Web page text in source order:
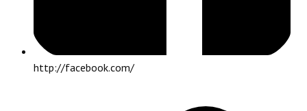
http://facebook.com/